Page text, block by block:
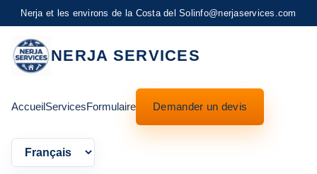
Nerja et les environs de la Costa del Sol info@nerjaservices.com
NERJA SERVICES
AccueilServicesFormulaire Demander un devis
Language